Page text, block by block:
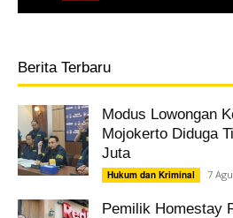
Berita Terbaru
Modus Lowongan
Mojokerto Diduga
Juta
Hukum dan Kriminal 7
Pemilik Homestay